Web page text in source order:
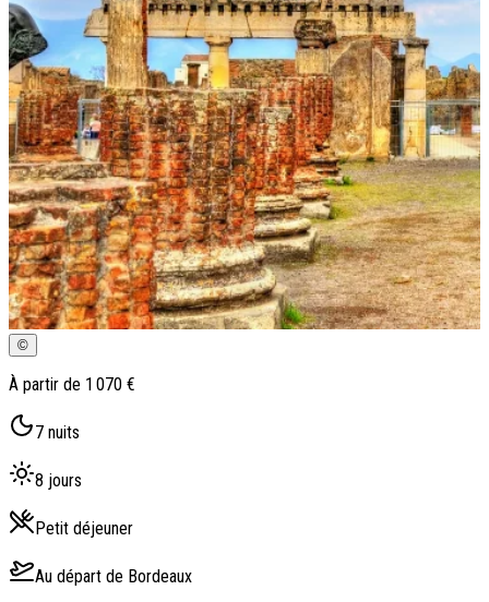
Notre histoire
Pourquoi voyager avec nous ?
Tourisme responsable
Nos brochures
Contactez-nous
Satisfaction client
Rejoignez-nous
©
À partir de 1 070 €
7 nuits
8 jours
Petit déjeuner
Au départ de Bordeaux